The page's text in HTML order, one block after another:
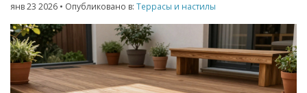
О нас
Условия использования
Политика конфиденциальности
янв 23 2026 • Опубликовано в: Террасы и настилы